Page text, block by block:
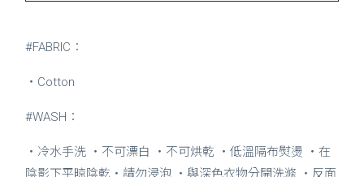
#FABRIC：
・Cotton
#WASH：
・冷水手洗 ・不可漂白 ・不可烘乾 ・低溫隔布熨燙 ・在
陰影下平晾陰乾・請勿浸泡 ・與深色衣物分開洗滌 ・反面